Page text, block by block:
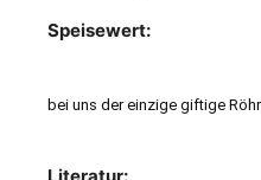
Speisewert:
bei uns der einzige giftige